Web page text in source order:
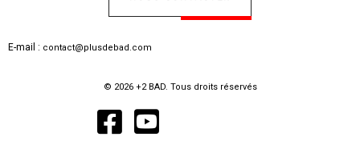
E-mail : contact@plusdebad.com
© 2026 +2 BAD. Tous droits réservés